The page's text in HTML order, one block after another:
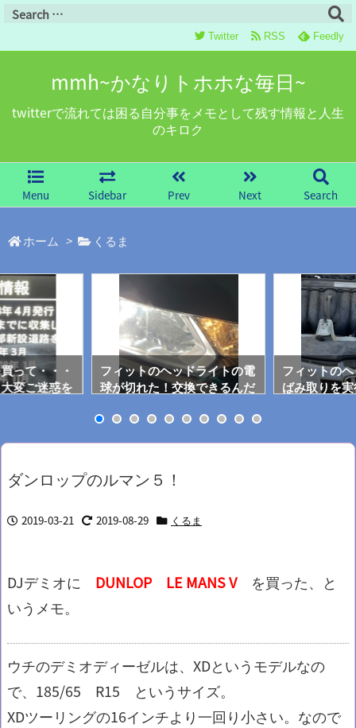
mmh~かなりトホホな毎日~
twitterで流れては困る自分事をメモとして残す情報と人生
のキロク
Menu Sidebar Prev Next Search
Twitter RSS Feedly
ホーム > くるま
って・・・
変ご迷惑を
フィットのヘッドライトの電
球が切れた！交換できるんだ
フィットの
ばみ取りを
ダンロップのルマン５！
2019-03-21 2019-08-29 くるま
DJデミオに DUNLOP LE MANSVを買った、と
いうメモ。
ウチのデミオディーゼルは、XDというモデルなの
で、185/65 R15 というサイズ。
XDツーリングの16インチより一回り小さい。なので